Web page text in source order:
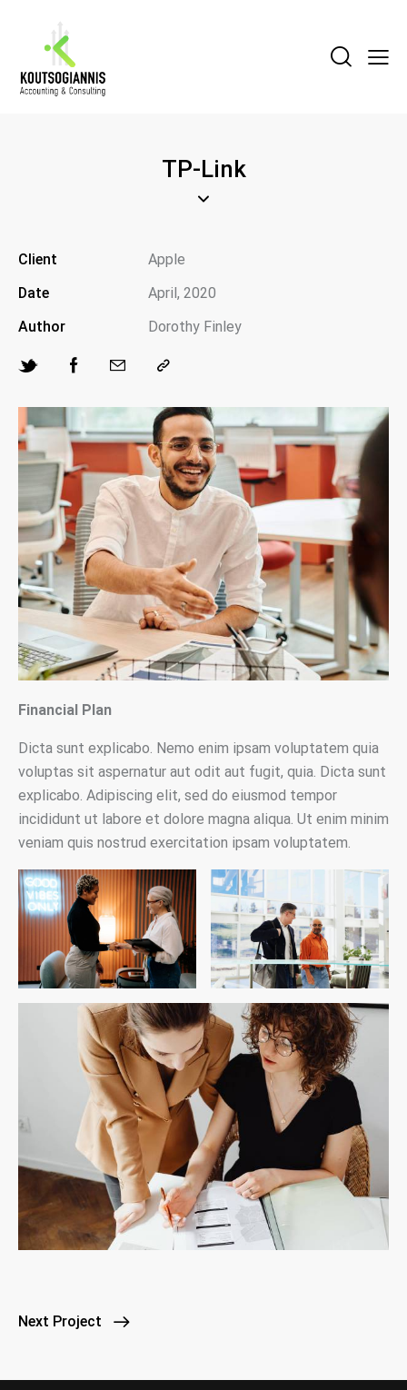
TP-Link
Financial Plan
Dicta sunt explicabo. Nemo enim ipsam voluptatem quia
voluptas sit aspernatur aut odit aut fugit, quia. Dicta sunt
explicabo. Adipiscing elit, sed do eiusmod tempor
incididunt ut labore et dolore magna aliqua. Ut enim minim
veniam quis nostrud exercitation ipsam voluptatem.
Client
Apple
Date
April, 2020
Author
Dorothy Finley
Next Project